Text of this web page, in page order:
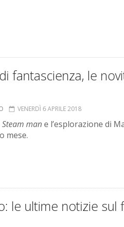
fantascienza, le
VENERDÌ 6 APRILE 2018
Steam mane l’esplorazione di
mese.
le ultime notizie sul